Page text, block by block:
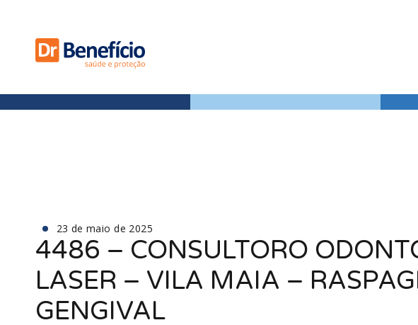
23 de maio de 2025
4486 – CONSULTORO
LASER – VILA MAIA –
GENGIVAL